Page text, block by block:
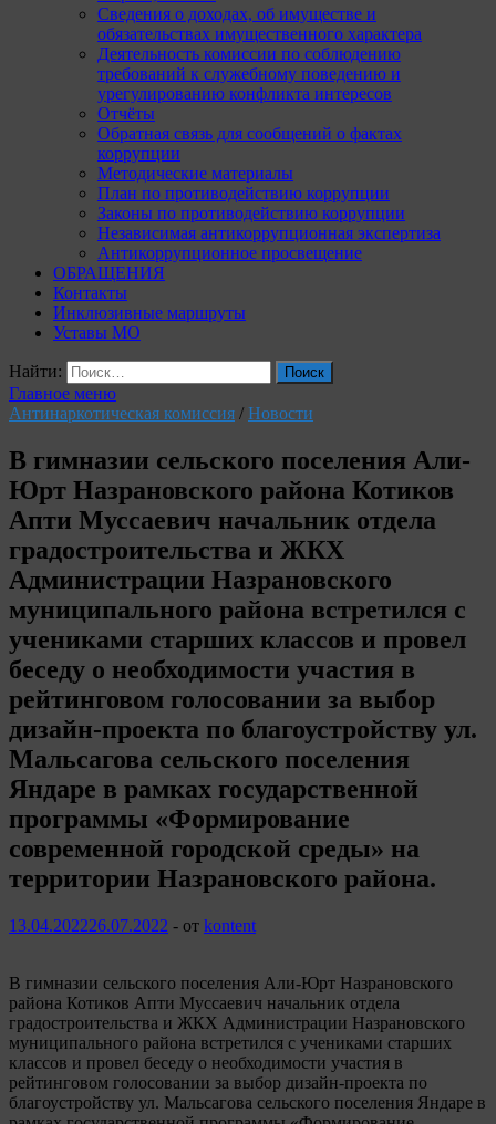
Сведения о доходах, об имуществе и
обязательствах имущественного характера
Деятельность комиссии по соблюдению
требований к служебному поведению и
урегулированию конфликта интересов
Отчёты
Обратная связь для сообщений о фактах
коррупции
Методические материалы
План по противодействию коррупции
Законы по противодействию коррупции
Независимая антикоррупционная экспертиза
Антикоррупционное просвещение
ОБРАЩЕНИЯ
Контакты
Инклюзивные маршруты
Уставы МО
Найти:
Главное меню
Антинаркотическая комиссия / Новости
В гимназии сельского поселения Али-
Юрт Назрановского района Котиков
Апти Муссаевич начальник отдела
градостроительства и ЖКХ
Администрации Назрановского
муниципального района встретился с
учениками старших классов и провел
беседу о необходимости участия в
рейтинговом голосовании за выбор
дизайн-проекта по благоустройству ул.
Мальсагова сельского поселения
Яндаре в рамках государственной
программы «Формирование
современной городской среды» на
территории Назрановского района.
13.04.202226.07.2022 - от kontent
В гимназии сельского поселения Али-Юрт Назрановского
района Котиков Апти Муссаевич начальник отдела
градостроительства и ЖКХ Администрации Назрановского
муниципального района встретился с учениками старших
классов и провел беседу о необходимости участия в
рейтинговом голосовании за выбор дизайн-проекта по
благоустройству ул. Мальсагова сельского поселения Яндаре в